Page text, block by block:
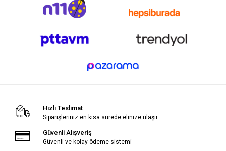
Hızlı Teslimat
Siparişleriniz en kısa sürede elinize ulaşır.
Güvenli Alışveriş
Güvenli ve kolay ödeme sistemi